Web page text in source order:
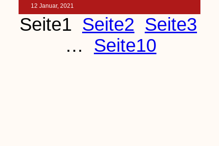
12 Januar, 2021
Seite1 Seite2 Seite3
…
Seite10